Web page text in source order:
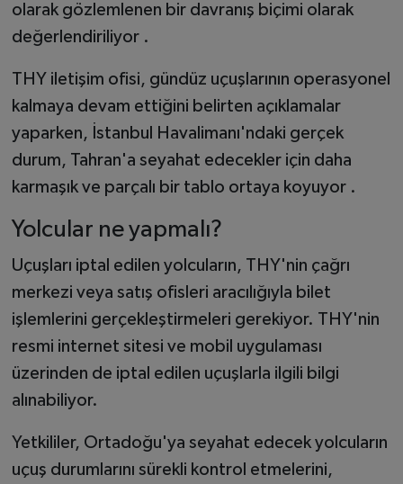
olarak gözlemlenen bir davranış biçimi olarak
değerlendiriliyor .
THY iletişim ofisi, gündüz uçuşlarının operasyonel
kalmaya devam ettiğini belirten açıklamalar
yaparken, İstanbul Havalimanı'ndaki gerçek
durum, Tahran'a seyahat edecekler için daha
karmaşık ve parçalı bir tablo ortaya koyuyor .
Yolcular ne yapmalı?
Uçuşları iptal edilen yolcuların, THY'nin çağrı
merkezi veya satış ofisleri aracılığıyla bilet
işlemlerini gerçekleştirmeleri gerekiyor. THY'nin
resmi internet sitesi ve mobil uygulaması
üzerinden de iptal edilen uçuşlarla ilgili bilgi
alınabiliyor.
Yetkililer, Ortadoğu'ya seyahat edecek yolcuların
uçuş durumlarını sürekli kontrol etmelerini,